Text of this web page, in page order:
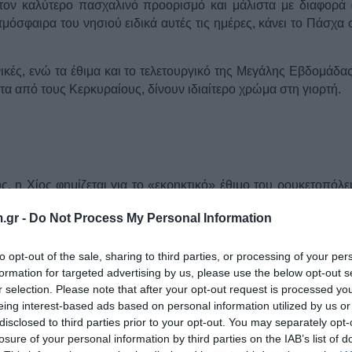
- Do Not Process My Personal Information
opt-out of the sale, sharing to third parties, or processing of your
for targeted advertising by us, please use the below opt-out
selection. Please note that after your opt-out request is processed
interest-based ads based on personal information utilized by us
to third parties prior to your opt-out. You may separately
of your personal information by third parties on the IAB’s list of
καλύτερο πασχαλινό προορισμό και μάλιστα με
του νησιού ειδικά αυτές τις ημέρες, κάνει το Πάσχα
, ενώ τα έθιμα και το τελετουργικό της Μεγάλης
από τους Κερκυραίους, δίνουν ιδιαίτερο χρώμα στη γιορτή.
η Χίος φημίζεται για το «εκρηκτικό» έθιμοτου
για να περάσουν τις διακοπές του Πάσχα, θα βιώσουν
των ενοριών φτιάχνουν αυτοσχέδια κανονάκια.
το Λεωνίδιο είναι το Πάσχα, καθώς αυτό το χωριό της
πασχαλινά έθιμα.